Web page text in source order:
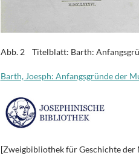
Abb. 2 Titelblatt: Barth:
Barth, Joesph: Anfangsgründe der
[Zweigbibliothek für Geschichte der